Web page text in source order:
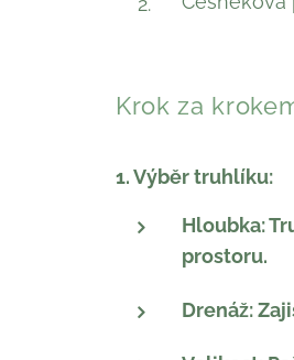
Krok za
1. Výběr truhlíku:
Hloubka:
prostoru.
Drenáž: